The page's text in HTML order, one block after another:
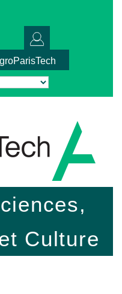
Translate
Culture